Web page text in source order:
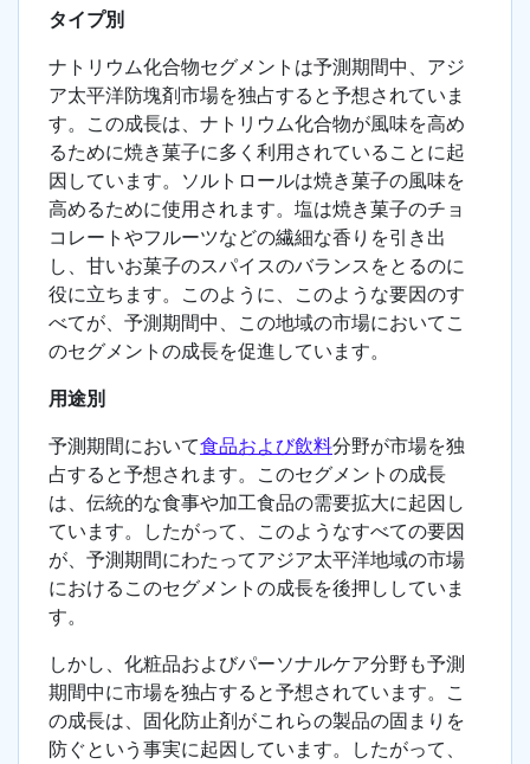
タイプ別
ナトリウム化合物セグメントは予測期間中、アジ
ア太平洋防塊剤市場を独占すると予想されていま
す。この成長は、ナトリウム化合物が風味を高め
るために焼き菓子に多く利用されていることに起
因しています。ソルトロールは焼き菓子の風味を
高めるために使用されます。塩は焼き菓子のチョ
コレートやフルーツなどの繊細な香りを引き出
し、甘いお菓子のスパイスのバランスをとるのに
役に立ちます。このように、このような要因のす
べてが、予測期間中、この地域の市場においてこ
のセグメントの成長を促進しています。
用途別
予測期間において食品および飲料分野が市場を独
占すると予想されます。このセグメントの成長
は、伝統的な食事や加工食品の需要拡大に起因し
ています。したがって、このようなすべての要因
が、予測期間にわたってアジア太平洋地域の市場
におけるこのセグメントの成長を後押ししていま
す。
しかし、化粧品およびパーソナルケア分野も予測
期間中に市場を独占すると予想されています。こ
の成長は、固化防止剤がこれらの製品の固まりを
防ぐという事実に起因しています。したがって、